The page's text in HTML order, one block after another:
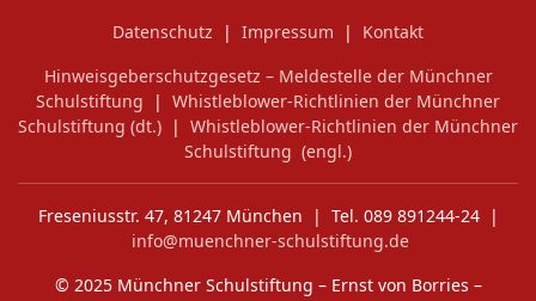
Datenschutz | Impressum | Kontakt
Hinweisgeberschutzgesetz – Meldestelle der Münchner
Schulstiftung | Whistleblower-Richtlinien der Münchner
Schulstiftung (dt.) | Whistleblower-Richtlinien der Münchner
Schulstiftung (engl.)
Freseniusstr. 47, 81247 München | Tel. 089 891244-24 |
info@muenchner-schulstiftung.de
© 2025 Münchner Schulstiftung – Ernst von Borries –